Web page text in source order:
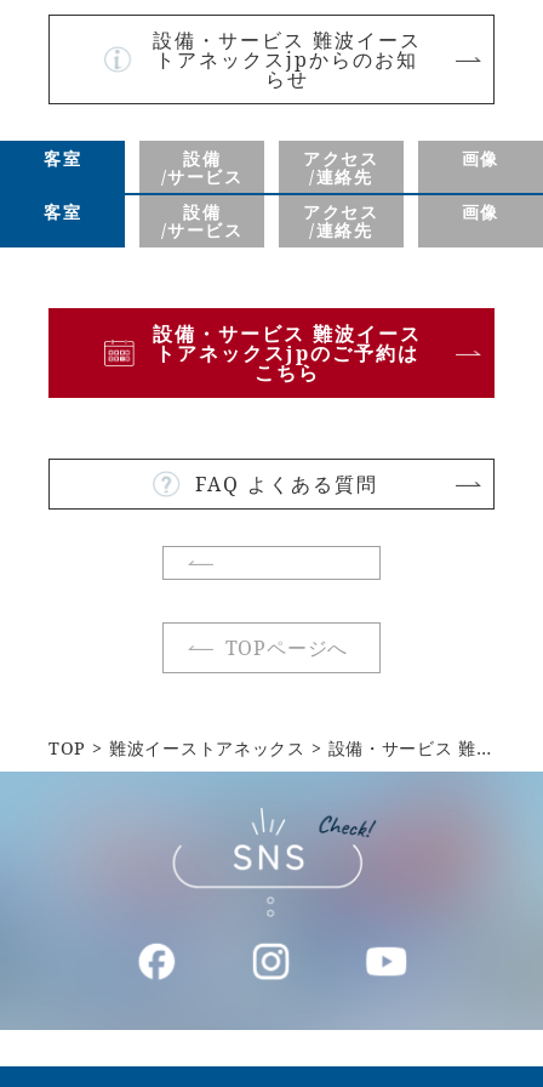
設備・サービス 難波イース
トアネックスjpからのお知
らせ
客室 設備
/サービス
アクセス
/連絡先
画像
客室 設備
/サービス
アクセス
/連絡先
画像
設備・サービス 難波イース
トアネックスjpのご予約は
こちら
FAQ よくある質問
TOPページへ
TOP 難波イーストアネックス 設備・サービス 難波イーストアネックスjp